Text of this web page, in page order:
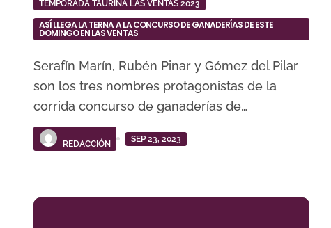
TEMPORADA TAURINA LAS VENTAS 2023
ASÍ LLEGA LA TERNA A LA CONCURSO DE GANADERÍAS DE ESTE
DOMINGO EN LAS VENTAS
Serafín Marín, Rubén Pinar y Gómez del Pilar
son los tres nombres protagonistas de la
corrida concurso de ganaderías de…
REDACCIÓN
SEP 23, 2023